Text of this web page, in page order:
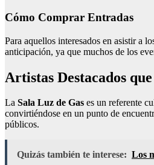
Cómo Comprar Entradas
Para aquellos interesados en asistir a
anticipación, ya que muchos de los
Artistas Destacados
La Sala Luz de Gas es un referente
convirtiéndose en un punto de
públicos.
Quizás también te interese: Los